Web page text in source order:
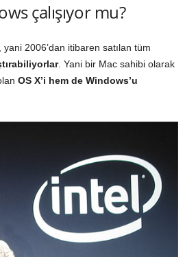
çalışıyor mu?
2006’dan itibaren satılan tüm
. Yani bir Mac sahibi olarak
OS X’i hem de Windows’u